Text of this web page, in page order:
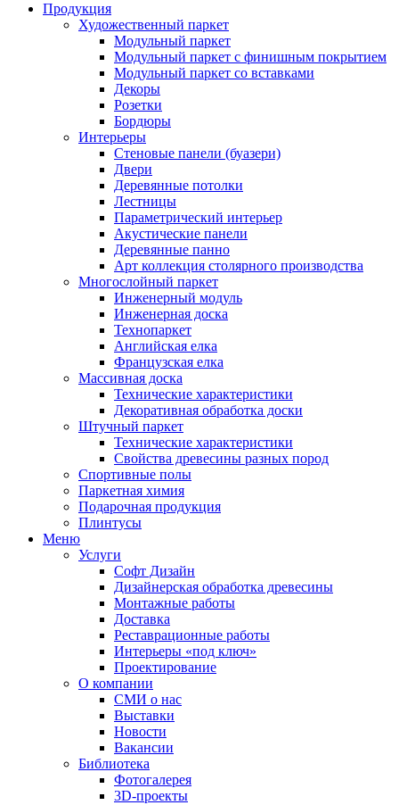
Продукция
Художественный паркет
Модульный паркет
Модульный паркет с финишным покрытием
Модульный паркет со вставками
Декоры
Розетки
Бордюры
Интерьеры
Стеновые панели (буазери)
Двери
Деревянные потолки
Лестницы
Параметрический интерьер
Акустические панели
Деревянные панно
Арт коллекция столярного производства
Многослойный паркет
Инженерный модуль
Инженерная доска
Технопаркет
Английская елка
Французская елка
Массивная доска
Технические характеристики
Декоративная обработка доски
Штучный паркет
Технические характеристики
Свойства древесины разных пород
Спортивные полы
Паркетная химия
Подарочная продукция
Плинтусы
Меню
Услуги
Софт Дизайн
Дизайнерская обработка древесины
Монтажные работы
Доставка
Реставрационные работы
Интерьеры «под ключ»
Проектирование
О компании
СМИ о нас
Выставки
Новости
Вакансии
Библиотека
Фотогалерея
3D-проекты